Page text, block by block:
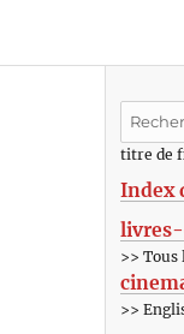
:titre de
Index
>>
>>